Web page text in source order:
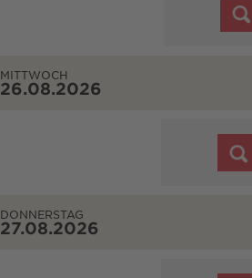
MITTWOCH
26.08.2026
DONNERSTAG
27.08.2026